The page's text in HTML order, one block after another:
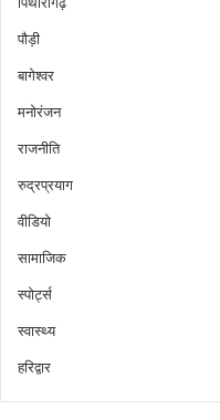
पौड़ी
बागेश्वर
मनोरंजन
राजनीति
रुद्रप्रयाग
वीडियो
सामाजिक
स्पोर्ट्स
स्वास्थ्य
हरिद्वार